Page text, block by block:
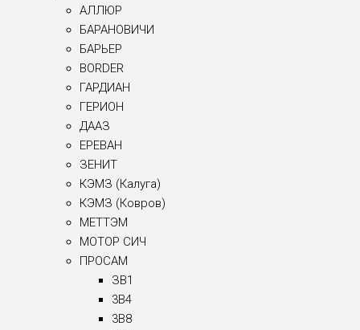
АЛЛЮР
БАРАНОВИЧИ
БАРЬЕР
BORDER
ГАРДИАН
ГЕРИОН
ДААЗ
ЕРЕВАН
ЗЕНИТ
КЭМЗ (Калуга)
КЭМЗ (Ковров)
МЕТТЭМ
МОТОР СИЧ
ПРОСАМ
ЗВ1
3B4
3B8